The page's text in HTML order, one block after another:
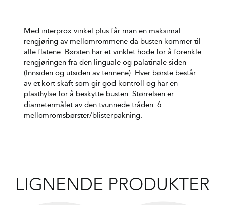
Med interprox vinkel plus får man en maksimal
rengjøring av mellomrommene da busten kommer til
alle flatene. Børsten har et vinklet hode for å forenkle
rengjøringen fra den linguale og palatinale siden
(Innsiden og utsiden av tennene). Hver børste består
av et kort skaft som gir god kontroll og har en
plasthylse for å beskytte busten. Størrelsen er
diametermålet av den tvunnede tråden. 6
mellomromsbørster/blisterpakning.
LIGNENDE PRODUKTER